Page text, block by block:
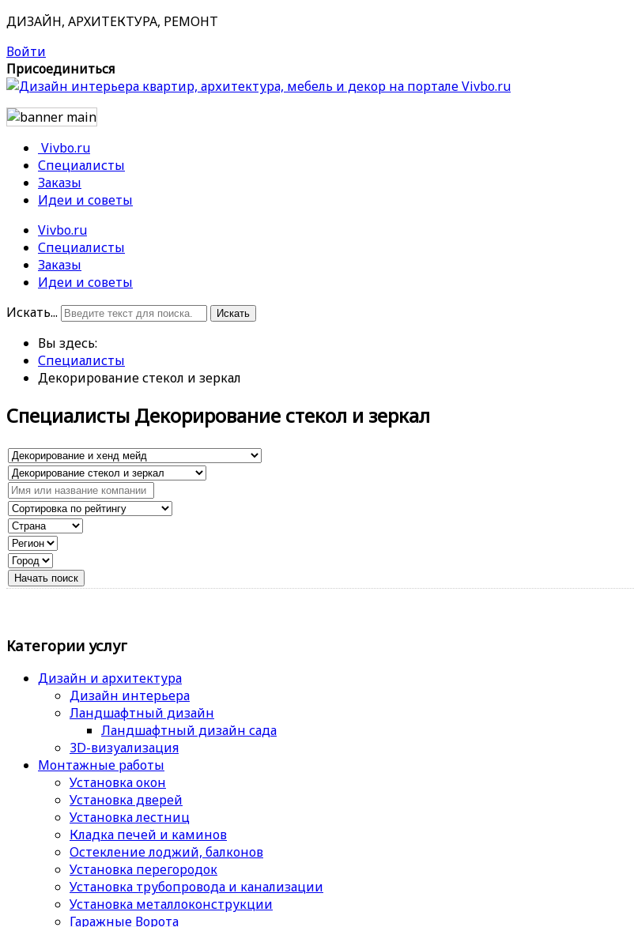
ДИЗАЙН, АРХИТЕКТУРА, РЕМОНТ
Войти
Присоединиться
Vivbo.ru
Специалисты
Заказы
Идеи и советы
Vivbo.ru
Специалисты
Заказы
Идеи и советы
Искать...
Искать
Вы здесь:
Специалисты
Декорирование стекол и зеркал
Специалисты Декорирование стекол и зеркал
Категории услуг
Дизайн и архитектура
Дизайн интерьера
Ландшафтный дизайн
Ландшафтный дизайн сада
3D-визуализация
Монтажные работы
Установка окон
Установка дверей
Установка лестниц
Кладка печей и каминов
Остекление лоджий, балконов
Установка перегородок
Установка трубопровода и канализации
Установка металлоконструкции
Гаражные Ворота